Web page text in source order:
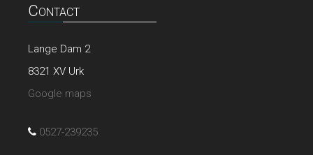
Contact
Lange Dam 2
8321 XV Urk
Google maps
0527-239235